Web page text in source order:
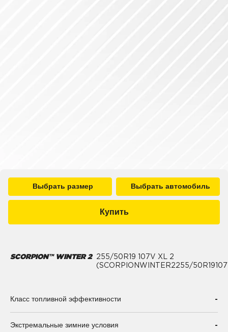
Выбрать размер Выбрать автомобиль
Купить
SCORPION™ WINTER 2
255/50R19 107V XL 2
(SCORPIONWINTER2255/
Класс топливной эффективности -
Экстремальные зимние условия -